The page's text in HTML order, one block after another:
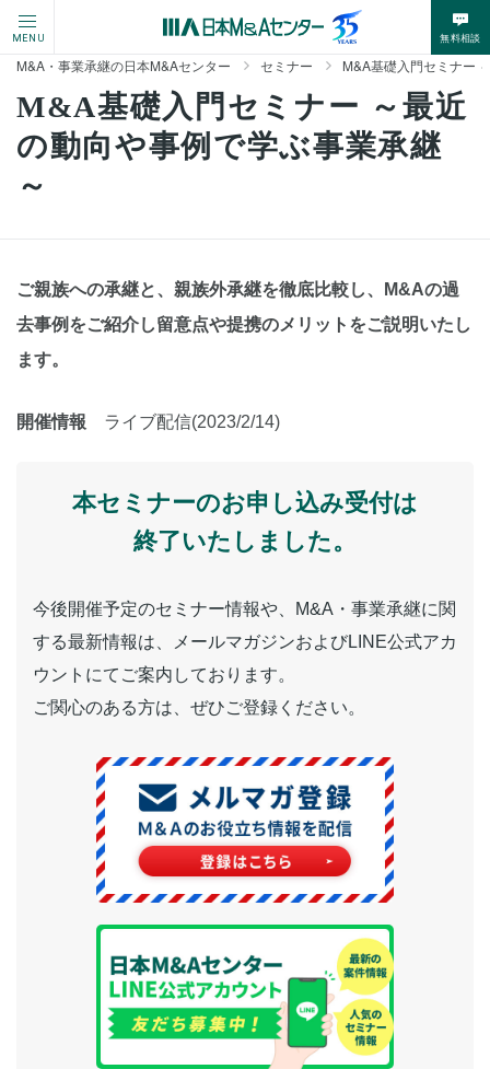
MENU 無料相談
M&A・事業承継の日本M&Aセンター セミナー M&A基礎入門セミナー
M&A基礎入門セミナー ～最近
の動向や事例で学ぶ事業承継
～
ご親族への承継と、親族外承継を徹底比較し、M&Aの過
去事例をご紹介し留意点や提携のメリットをご説明いたし
ます。
開催情報 ライブ配信(2023/2/14)
本セミナーのお申し込み受付は
終了いたしました。
今後開催予定のセミナー情報や、M&A・事業承継に関
する最新情報は、メールマガジンおよびLINE公式アカ
ウントにてご案内しております。
ご関心のある方は、ぜひご登録ください。